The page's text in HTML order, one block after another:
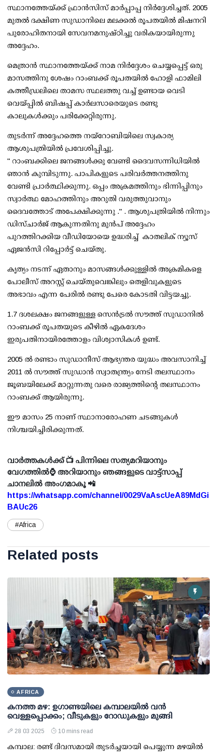
സ്ഥാനത്തേയ്ക്ക് ഫ്രാൻസിസ് മാർപ്പാപ്പ നിർദ്ദേശിച്ചത്. 2005
മുതൽ ദക്ഷിണ സുഡാനിലെ മലക്കൽ രൂപതയിൽ മിഷനറി
പുരോഹിതനായി സേവനമനുഷ്ഠിച്ചു വരികയായിരുന്നു
അദ്ദേഹം.
മെത്രാൻ സ്ഥാനത്തേയ്ക്ക് നാമ നിർദ്ദേശം ചെയ്യപ്പെട്ട് ഒരു
മാസത്തിനു ശേഷം റാംബക്ക് രൂപതയിൽ ഹോളി ഫാമിലി
കത്തീഡ്രലിലെ താമസ സ്ഥലത്തു വച്ച് ഉണ്ടായ വെടി
വെയ്പ്പിൽ ബിഷപ്പ് കാർലസാരെയുടെ രണ്ടു
കാലുകൾക്കും പരിക്കേറ്റിരുന്നു.
തുടർന്ന് അദ്ദേഹത്തെ നയ്റോബിയിലെ സ്വകാര്യ
ആശുപത്രിയിൽ പ്രവേശിപ്പിച്ചു.
" റാംബക്കിലെ ജനങ്ങൾക്കു വേണ്ടി ദൈവസന്നിധിയിൽ
ഞാൻ കുമ്പിടുന്നു. പാപികളുടെ പരിവർത്തനത്തിനു
വേണ്ടി പ്രാർത്ഥിക്കുന്നു. ഒപ്പം അക്രമത്തിനും ഭിന്നിപ്പിനും
സ്വാർത്ഥ മോഹത്തിനും അറുതി വരുത്തുവാനും
ദൈവത്തോട് അപേക്ഷിക്കുന്നു ." . ആശുപത്രിയിൽ നിന്നും
ഡിസ്ചാർജ് ആകുന്നതിനു മുൻപ് അദ്ദേഹം
പുറത്തിറക്കിയ വീഡിയോയെ ഉദ്ധരിച്ച് കാതലിക് ന്യൂസ്
ഏജൻസി റിപ്പോർട്ട് ചെയ്തു.
കൃത്യം നടന്ന് ഏതാനും മാസങ്ങൾക്കുള്ളിൽ അക്രമികളെ
പോലീസ് അറസ്റ്റ് ചെയ്തുവെങ്കിലും തെളിവുകളുടെ
അഭാവം എന്ന പേരിൽ രണ്ടു പേരെ കോടതി വിട്ടയച്ചു.
1.7 ദശലക്ഷം ജനങ്ങളുള്ള സെൻട്രൽ സൗത്ത് സുഡാനിൽ
റാംബക്ക് രൂപതയുടെ കീഴിൽ ഏകദേശം
ഇരുപതിനായിരത്തോളം വിശ്വാസികൾ ഉണ്ട്.
2005 ൽ രണ്ടാം സുഡാനീസ് ആഭ്യന്തര യുദ്ധം അവസാനിച്ച്
2011 ൽ സൗത്ത് സുഡാൻ സ്വാതന്ത്ര്യം നേടി തലസ്ഥാനം
ജൂബയിലേക്ക് മാറ്റുന്നതു വരെ രാജ്യത്തിന്റെ തലസ്ഥാനം
റാംബക്ക് ആയിരുന്നു.
ഈ മാസം 25 നാണ് സ്ഥാനാരോഹണ ചടങ്ങുകൾ
നിശ്ചയിച്ചിരിക്കുന്നത്.
വാർത്തകൾക്ക് 📺 പിന്നിലെ സത്യമറിയാനും
വേഗത്തിൽ⌚ അറിയാനും ഞങ്ങളുടെ വാട്ട്സാപ്പ്
ചാനലിൽ അംഗമാകൂ 📲
https://whatsapp.com/channel/0029VaAscUeA89MdGi
BAUc26
#Africa
Related posts
AFRICA
കനത്ത മഴ: ഉഗാണ്ടയിലെ കമ്പാലയില്‍ വന്‍
വെള്ളപ്പൊക്കം; വീടുകളും റോഡുകളും മുങ്ങി
28 03 2025 10 mins read
കമ്പാല: രണ്ട് ദിവസമായി തുടര്‍ച്ചയായി പെയ്യുന്ന മഴയില്‍